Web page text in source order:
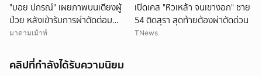
"บอย ปกรณ์" เผยภาพบนเตียงผู้
ป่วย หลังเข้ารับการผ่าตัดต่อม
น้ำลาย หมอสั่งพักยาว 2 อาทิตย์
มาดามเม้าท์
เปิดเคส "หิวเหล้า จนเขางอก" ชาย
54 ติดสุรา สุดท้ายต้องผ่าตัดด่วน
TNews
คลิปที่กำลังได้รับความนิยม